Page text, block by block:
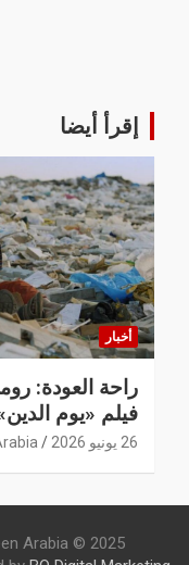
إقرأ أيضا
أخبار
راحة العودة:
فيلم «يوم
26 يونيو 2026
Arabia © 2025